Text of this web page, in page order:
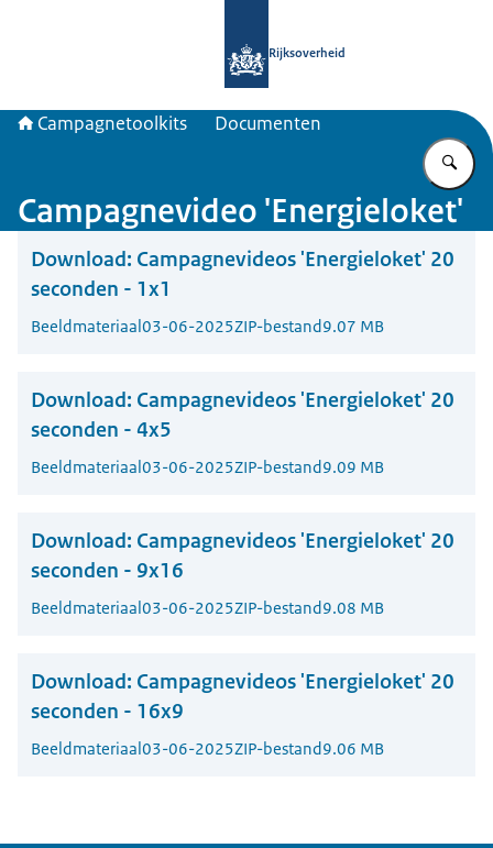
Rijksoverheid
Campagnetoolkits Documenten
Campagnevideo 'Energieloket'
Download: Campagnevideos 'Energieloket' 20
seconden - 1x1
Beeldmateriaal03-06-2025ZIP-bestand9.07 MB
Download: Campagnevideos 'Energieloket' 20
seconden - 4x5
Beeldmateriaal03-06-2025ZIP-bestand9.09 MB
Download: Campagnevideos 'Energieloket' 20
seconden - 9x16
Beeldmateriaal03-06-2025ZIP-bestand9.08 MB
Download: Campagnevideos 'Energieloket' 20
seconden - 16x9
Beeldmateriaal03-06-2025ZIP-bestand9.06 MB